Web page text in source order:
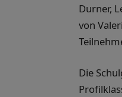
Durner,
von
Die